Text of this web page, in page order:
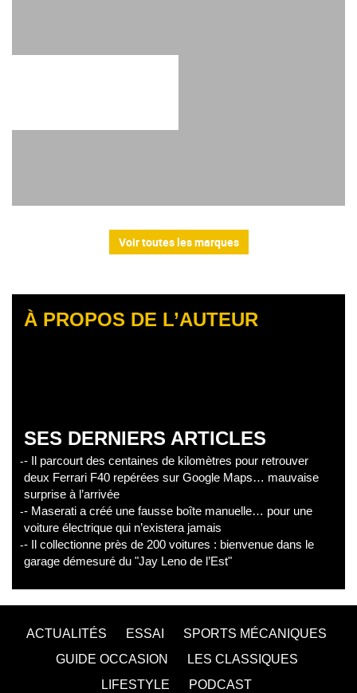
Voir toutes les marques
À PROPOS DE L’AUTEUR
SES DERNIERS ARTICLES
- Il parcourt des centaines de kilomètres pour retrouver
deux Ferrari F40 repérées sur Google Maps… mauvaise
surprise à l’arrivée
- Maserati a créé une fausse boîte manuelle… pour une
voiture électrique qui n’existera jamais
- Il collectionne près de 200 voitures : bienvenue dans le
garage démesuré du "Jay Leno de l’Est"
ACTUALITÉS ESSAI
SPORTS MÉCANIQUES
GUIDE OCCASION
LES CLASSIQUES
LIFESTYLE
PODCAST